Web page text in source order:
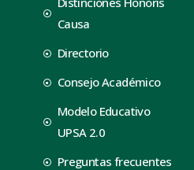
Causa
Directorio
Consejo Académico
Modelo Educativo
UPSA 2.0
Preguntas frecuentes